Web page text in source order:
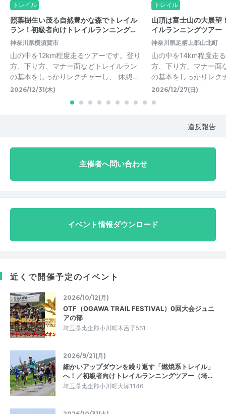
トレイル
照葉樹生い茂る自然豊かな森でトレイル
ラン！初級者向けトレイルランニング…
神奈川県横須賀市
山の中を12km程度走るツアーです。登り
方、下り方、マナー面などトレイルラン
の基本をしっかりレクチャーし、 休憩…
2026/12/31(木)
トレイル
山頂は富士山の大展望
イルランニングツアー
神奈川県足柄上郡山北町
山の中を14km程度走
方、下り方、マナー面
の基本をしっかりレク
2026/12/27(日)
違反報告
主催者へ問い合わせ
イベント情報ダウンロード
近くで開催予定のイベント
2026/10/12(月)
OTF（OGAWA TRAIL FESTIVAL）0回大会ジュニ
アの部
埼玉県比企郡小川町木呂子561
2026/9/21(月)
細かいアップダウンを繰り返す「燃焼系トレイル」
へ！／初級者向けトレイルランニングツアー（埼…
埼玉県比企郡小川町大塚1146